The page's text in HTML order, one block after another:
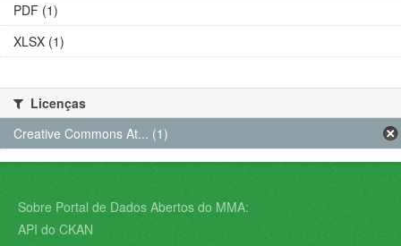
PDF (1)
XLSX (1)
Licenças
Creative Commons At... (1)
Sobre Portal de Dados Abertos do MMA:
API do CKAN